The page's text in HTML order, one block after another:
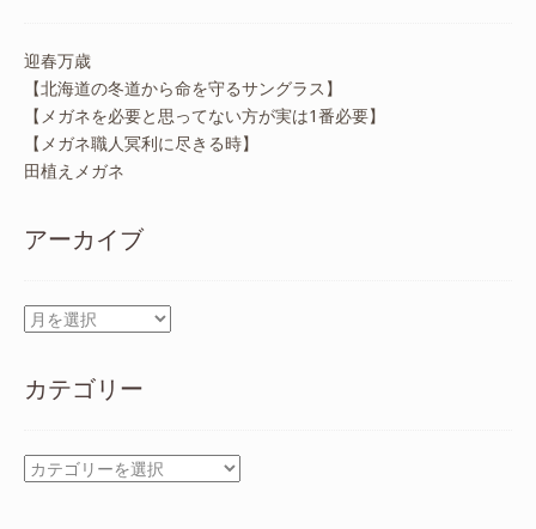
迎春万歳
【北海道の冬道から命を守るサングラス】
【メガネを必要と思ってない方が実は1番必要】
【メガネ職人冥利に尽きる時】
田植えメガネ
アーカイブ
ア
イ
カテゴリー
カ